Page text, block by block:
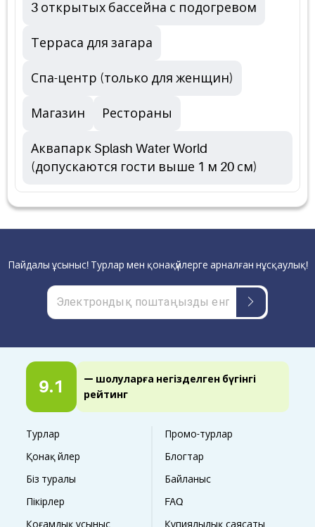
3 открытых бассейна с подогревом
Терраса для загара
Спа-центр (только для женщин)
Магазин Рестораны
Аквапарк Splash Water World
(допускаются гости выше 1 м 20 см)
9.1
— шолуларға негізделген бүгінгі
рейтинг
Турлар
Промо-турлар
Қонақ үйлер
Блогтар
Біз туралы
Байланыс
Пікірлер
FAQ
Қоғамдық ұсыныс
Құпиялылық саясаты
Пайдалы ұсыныс! Турлар мен қонақүйлерге арналған нұсқаулық!